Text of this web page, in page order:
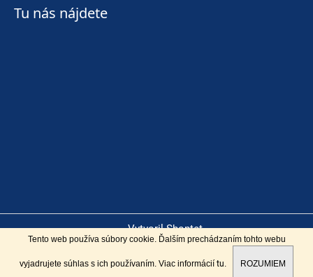
Tento web používa súbory cookie. Ďalším prechádzaním tohto webu
vyjadrujete súhlas s ich používaním. Viac informácií tu ROZUMIEM
Tu nás nájdete
Vytvoril Shoptet